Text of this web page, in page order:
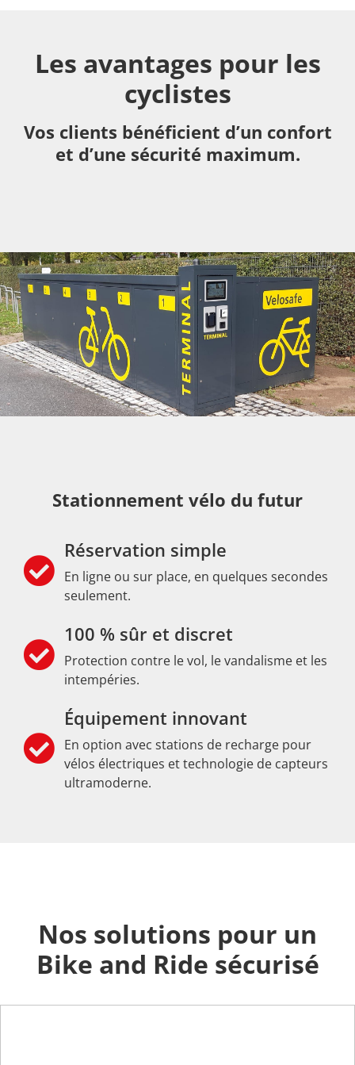
Les avantages pour les
cyclistes
Vos clients bénéficient d’un confort
et d’une sécurité maximum.
Stationnement vélo du futur
Réservation simple
En ligne ou sur place, en quelques secondes
seulement.
100 % sûr et discret
Protection contre le vol, le vandalisme et les
intempéries.
Équipement innovant
En option avec stations de recharge pour
vélos électriques et technologie de capteurs
ultramoderne.
Nos solutions pour un
Bike and Ride sécurisé